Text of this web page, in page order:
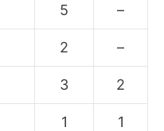
5 –
2 –
3 2
1 1